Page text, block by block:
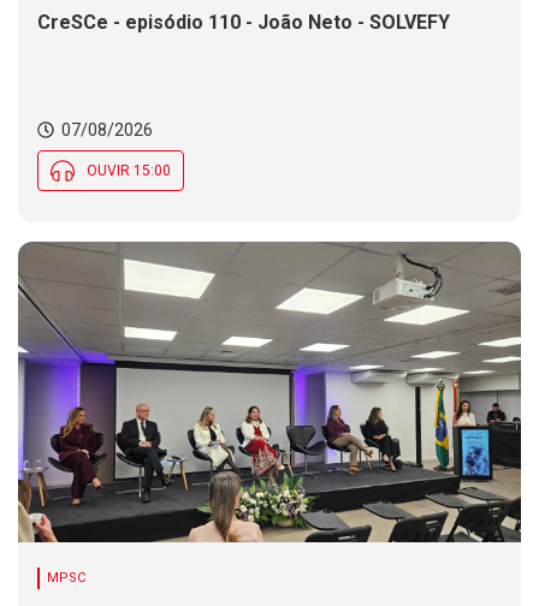
CreSCe - episódio 110 - João Neto - SOLVEFY
07/08/2026
OUVIR 15:00
MPSC